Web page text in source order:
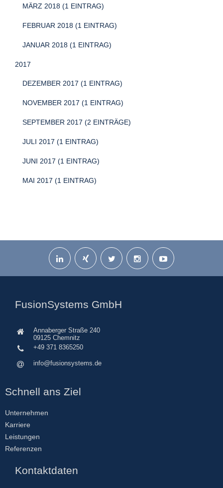
MÄRZ 2018 (1 EINTRAG)
FEBRUAR 2018 (1 EINTRAG)
JANUAR 2018 (1 EINTRAG)
2017
DEZEMBER 2017 (1 EINTRAG)
NOVEMBER 2017 (1 EINTRAG)
SEPTEMBER 2017 (2 EINTRÄGE)
JULI 2017 (1 EINTRAG)
JUNI 2017 (1 EINTRAG)
MAI 2017 (1 EINTRAG)
FusionSystems GmbH
Annaberger Straße 240
09125 Chemnitz
+49 371 8365250
info@fusionsystems.de
Schnell ans Ziel
Unternehmen
Karriere
Leistungen
Referenzen
Kontaktdaten